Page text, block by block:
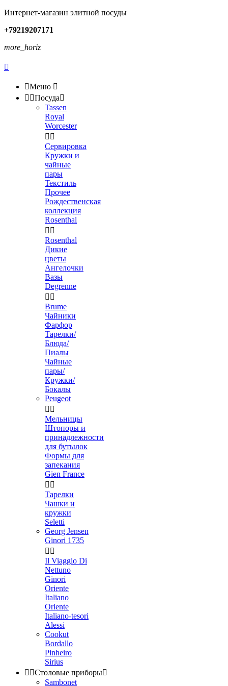
Интернет-магазин элитной посуды
+79219207171
more_horiz

Меню 
 Посуда
Tassen
Royal
Worcester
 
Сервировка
Кружки и
чайные
пары
Текстиль
Прочее
Рождественская
коллекция
Rosenthal
 
Rosenthal
Дикие
цветы
Ангелочки
Вазы
Degrenne
 
Brume
Чайники
Фарфор
Тарелки/
Блюда/
Пиалы
Чайные
пары/
Кружки/
Бокалы
Peugeot
 
Мельницы
Штопоры и
принадлежности
для бутылок
Формы для
запекания
Gien France
 
Тарелки
Чашки и
кружки
Seletti
Georg Jensen
Ginori 1735
 
Il Viaggio Di
Nettuno
Ginori
Oriente
Italiano
Oriente
Italiano-tesori
Alessi
Cookut
Bordallo
Pinheiro
Sirius
 Столовые приборы
Sambonet